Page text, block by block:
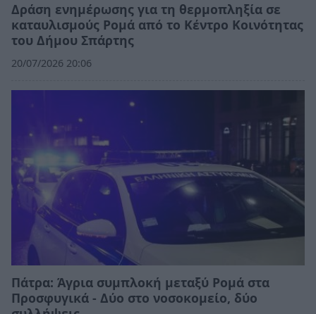
Δράση ενημέρωσης για τη θερμοπληξία σε
καταυλισμούς Ρομά από το Κέντρο Κοινότητας
του Δήμου Σπάρτης
20/07/2026 20:06
Πάτρα: Άγρια συμπλοκή μεταξύ Ρομά στα
Προσφυγικά - Δύο στο νοσοκομείο, δύο